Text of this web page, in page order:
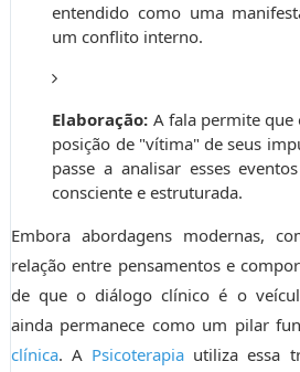
entendido como uma
um conflito interno.
Elaboração: A fala permite
posição de "vítima" de seus
passe a analisar esses
consciente e estruturada.
Embora abordagens modernas,
relação entre pensamentos e
de que o diálogo clínico é o
ainda permanece como um pilar
clínica. A Psicoterapia utiliza essa